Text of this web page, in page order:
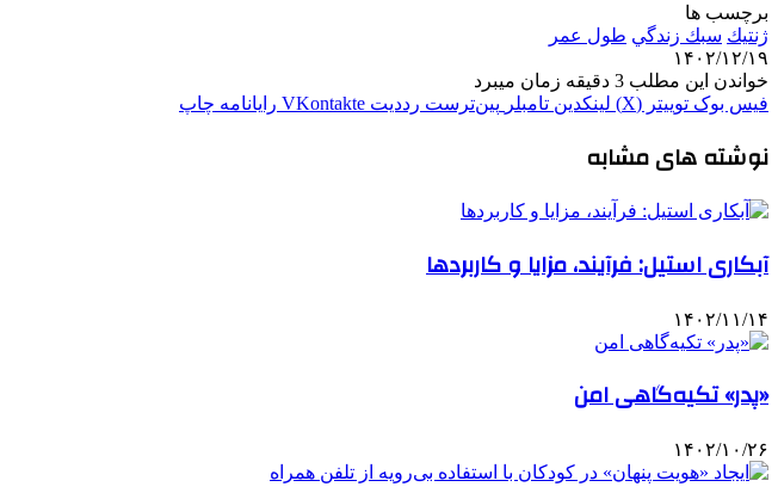
برچسب ها
ژنتيك سبك زندگي طول عمر
۱۴۰۲/۱۲/۱۹
خواندن این مطلب 3 دقیقه زمان میبرد
فیس بوک توییتر (X) لینکدین ‫تامبلر ‫پین‌ترست ‫رددیت ‫VKontakte رایانامه چاپ
نوشته های مشابه
آبکاری استیل: فرآیند، مزایا و کاربردها
۱۴۰۲/۱۱/۱۴
«پدر» تکیه‌گاهی امن
۱۴۰۲/۱۰/۲۶